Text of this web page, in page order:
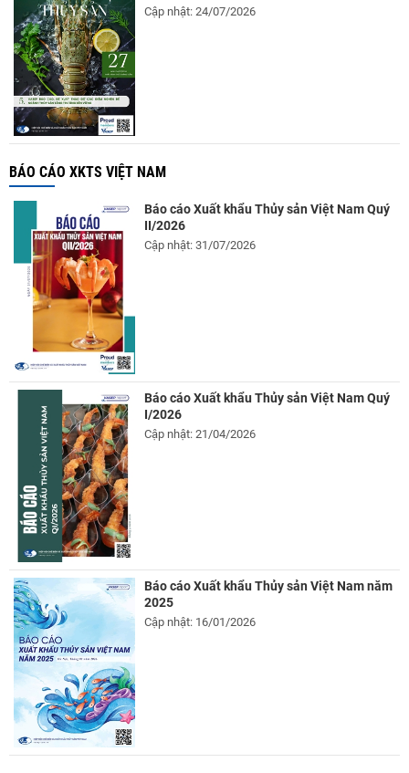
Cập nhật: 24/07/2026
BÁO CÁO XKTS VIỆT NAM
Báo cáo Xuất khẩu Thủy sản Việt Nam Quý
II/2026
Cập nhật: 31/07/2026
Báo cáo Xuất khẩu Thủy sản Việt Nam Quý
I/2026
Cập nhật: 21/04/2026
Báo cáo Xuất khẩu Thủy sản Việt Nam năm
2025
Cập nhật: 16/01/2026